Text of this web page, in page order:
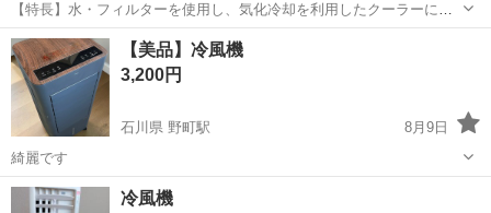
【特長】水・フィルターを使用し、気化冷却を利用したクーラーにな
ります。 使用感ありますが、まだまだご使用いただけます！
大阪 大阪市 天満橋駅 季節、空調家電
【美品】冷風機
3,200円
石川県 野町駅
8月9日
綺麗です
石川 金沢市 野町駅
冷風機